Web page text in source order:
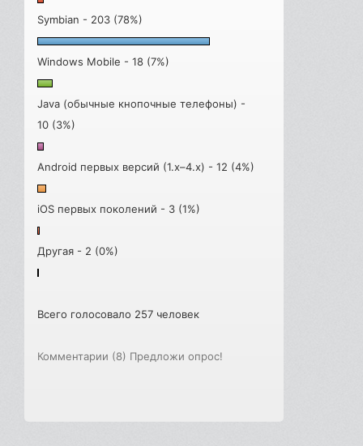
Symbian - 203 (78%)
Windows Mobile - 18 (7%)
Java (обычные кнопочные телефоны) -
10 (3%)
Android первых версий (1.x–4.x) - 12 (4%)
iOS первых поколений - 3 (1%)
Другая - 2 (0%)
Всего голосовало 257 человек
Комментарии (8) Предложи опрос!